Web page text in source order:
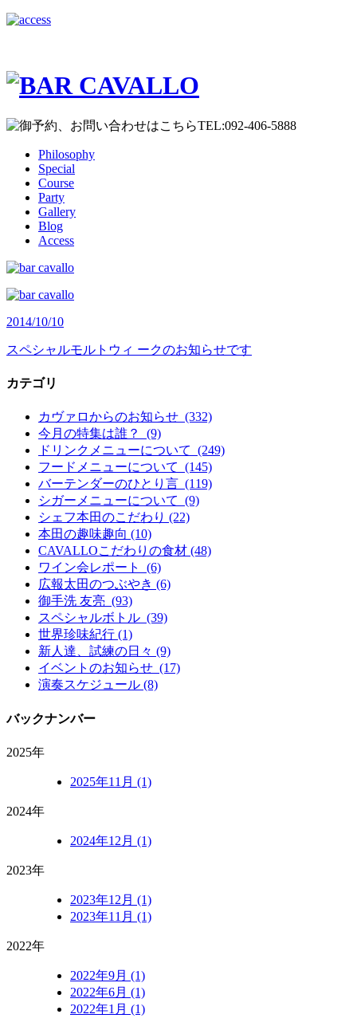
Philosophy
Special
Course
Party
Gallery
Blog
Access
2014/10/10
スペシャルモルトウィ ークのお知らせです
カテゴリ
カヴァロからのお知らせ (332)
今月の特集は誰？ (9)
ドリンクメニューについて (249)
フードメニューについて (145)
バーテンダーのひとり言 (119)
シガーメニューについて (9)
シェフ本田のこだわり (22)
本田の趣味趣向 (10)
CAVALLOこだわりの食材 (48)
ワイン会レポート (6)
広報太田のつぶやき (6)
御手洗 友亮 (93)
スペシャルボトル (39)
世界珍味紀行 (1)
新人達、試練の日々 (9)
イベントのお知らせ (17)
演奏スケジュール (8)
バックナンバー
2025年
2025年11月 (1)
2024年
2024年12月 (1)
2023年
2023年12月 (1)
2023年11月 (1)
2022年
2022年9月 (1)
2022年6月 (1)
2022年1月 (1)